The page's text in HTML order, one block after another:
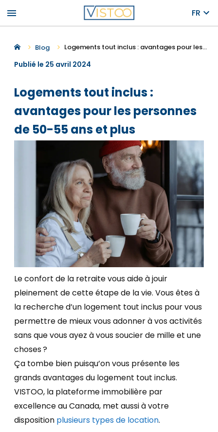
menu FR
Blog Logements tout inclus : avantages pour les personnes de 50-55 ans et plus
Publié le 25 avril 2024
Logements tout inclus :
avantages pour les personnes
de 50-55 ans et plus
Le confort de la retraite vous aide à jouir
pleinement de cette étape de la vie. Vous êtes à
la recherche d’un logement tout inclus pour vous
permettre de mieux vous adonner à vos activités
sans que vous ayez à vous soucier de mille et une
choses ?
Ça tombe bien puisqu’on vous présente les
grands avantages du logement tout inclus.
VISTOO, la plateforme immobilière par
excellence au Canada, met aussi à votre
disposition plusieurs types de location.